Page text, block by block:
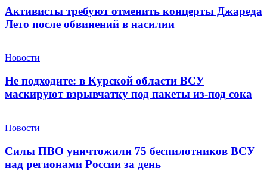
Активисты требуют отменить концерты Джареда
Лето после обвинений в насилии
Новости
Не подходите: в Курской области ВСУ
маскируют взрывчатку под пакеты из-под сока
Новости
Силы ПВО уничтожили 75 беспилотников ВСУ
над регионами России за день